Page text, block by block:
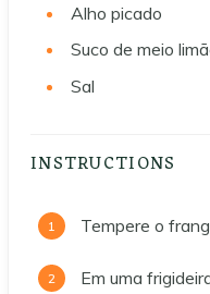
Alho picado
Suco de meio
Sal
INSTRUCTIONS
Tempere o
Em uma